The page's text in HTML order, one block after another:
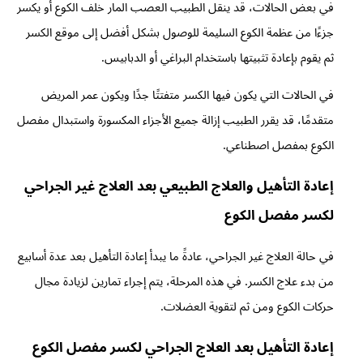
في بعض الحالات، قد ينقل الطبيب العصب المار خلف الكوع أو يكسر
جزءًا من عظمة الكوع السليمة للوصول بشكل أفضل إلى موقع الكسر
ثم يقوم بإعادة تثبيتها باستخدام البراغي أو الدبابيس.
في الحالات التي يكون فيها الكسر متفتتًا جدًا ويكون عمر المريض
متقدمًا، قد يقرر الطبيب إزالة جميع الأجزاء المكسورة واستبدال مفصل
الكوع بمفصل اصطناعي.
إعادة التأهيل والعلاج الطبيعي بعد العلاج غير الجراحي
لكسر مفصل الكوع
في حالة العلاج غير الجراحي، عادةً ما يبدأ إعادة التأهيل بعد عدة أسابيع
من بدء علاج الكسر. في هذه المرحلة، يتم إجراء تمارين لزيادة مجال
حركات الكوع ومن ثم لتقوية العضلات.
إعادة التأهيل بعد العلاج الجراحي لكسر مفصل الكوع